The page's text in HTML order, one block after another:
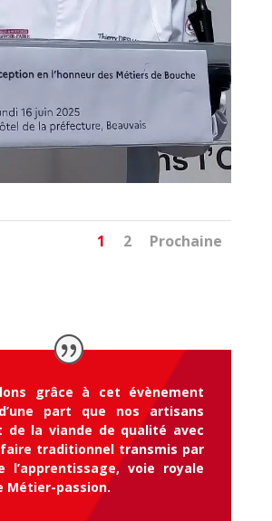
1 2 Prochaine
grâce à cet évènement
part que nos artisans
de la viande de qualité avec
traditionnel transmis par
l’apprentissage, voie royale
Métier-passion.